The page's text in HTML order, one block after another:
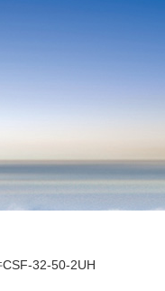
32-50-2UH